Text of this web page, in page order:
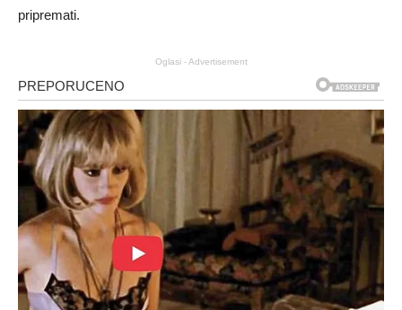
pripremati.
Oglasi - Advertisement